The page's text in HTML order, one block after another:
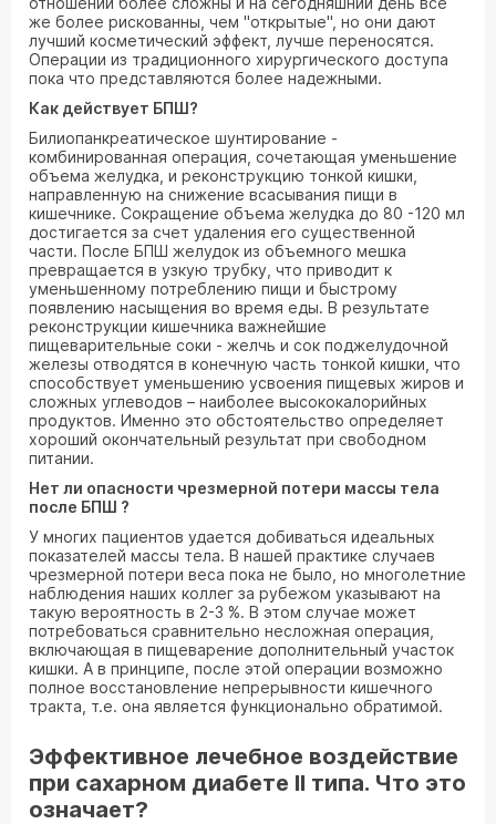
же более рискованны, чем "открытые", но они дают
лучший косметический эффект, лучше переносятся.
Операции из традиционного хирургического доступа
пока что представляются более надежными.
Как действует БПШ?
Билиопанкреатическое шунтирование -
комбинированная операция, сочетающая уменьшение
объема желудка, и реконструкцию тонкой кишки,
направленную на снижение всасывания пищи в
кишечнике. Сокращение объема желудка до 80 -120 мл
достигается за счет удаления его существенной
части. После БПШ желудок из объемного мешка
превращается в узкую трубку, что приводит к
уменьшенному потреблению пищи и быстрому
появлению насыщения во время еды. В результате
реконструкции кишечника важнейшие
пищеварительные соки - желчь и сок поджелудочной
железы отводятся в конечную часть тонкой кишки, что
способствует уменьшению усвоения пищевых жиров и
сложных углеводов – наиболее высококалорийных
продуктов. Именно это обстоятельство определяет
хороший окончательный результат при свободном
питании.
Нет ли опасности чрезмерной потери массы тела
после БПШ ?
У многих пациентов удается добиваться идеальных
показателей массы тела. В нашей практике случаев
чрезмерной потери веса пока не было, но многолетние
наблюдения наших коллег за рубежом указывают на
такую вероятность в 2-3 %. В этом случае может
потребоваться сравнительно несложная операция,
включающая в пищеварение дополнительный участок
кишки. А в принципе, после этой операции возможно
полное восстановление непрерывности кишечного
тракта, т.е. она является функционально обратимой.
Эффективное лечебное воздействие
при сахарном диабете II типа. Что это
означает?